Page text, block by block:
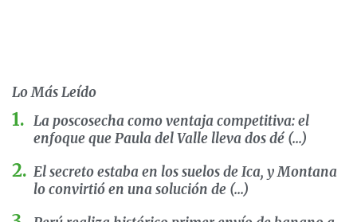
Lo Más Leído
La poscosecha como ventaja competitiva: el
enfoque que Paula del Valle lleva dos dé (...)
El secreto estaba en los suelos de Ica, y Montana
lo convirtió en una solución de (...)